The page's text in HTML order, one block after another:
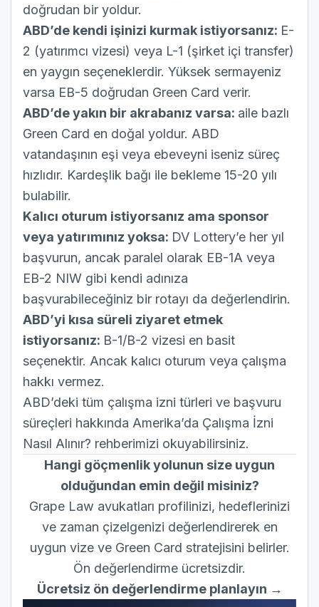
doğrudan bir yoldur.
ABD’de kendi işinizi kurmak istiyorsanız: E-
2 (yatırımcı vizesi) veya L-1 (şirket içi transfer)
en yaygın seçeneklerdir. Yüksek sermayeniz
varsa EB-5 doğrudan Green Card verir.
ABD’de yakın bir akrabanız varsa: aile bazlı
Green Card en doğal yoldur. ABD
vatandaşının eşi veya ebeveyni iseniz süreç
hızlıdır. Kardeşlik bağı ile bekleme 15-20 yılı
bulabilir.
Kalıcı oturum istiyorsanız ama sponsor
veya yatırımınız yoksa: DV Lottery’e her yıl
başvurun, ancak paralel olarak EB-1A veya
EB-2 NIW gibi kendi adınıza
başvurabileceğiniz bir rotayı da değerlendirin.
ABD’yi kısa süreli ziyaret etmek
istiyorsanız: B-1/B-2 vizesi en basit
seçenektir. Ancak kalıcı oturum veya çalışma
hakkı vermez.
ABD’deki tüm çalışma izni türleri ve başvuru
süreçleri hakkında Amerika’da Çalışma İzni
Nasıl Alınır? rehberimizi okuyabilirsiniz.
Hangi göçmenlik yolunun size uygun
olduğundan emin değil misiniz?
Grape Law avukatları profilinizi, hedeflerinizi
ve zaman çizelgenizi değerlendirerek en
uygun vize ve Green Card stratejisini belirler.
Ön değerlendirme ücretsizdir.
Ücretsiz ön değerlendirme planlayın →